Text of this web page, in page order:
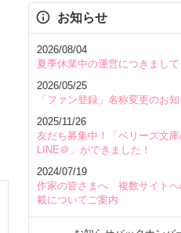
お知らせ
2026/08/04
夏季休業中の運営につきまして
2026/05/25
「ファン登録」名称変更のお
2025/11/26
友だち募集中！「ベリーズ文
LINE＠」ができました！
2024/07/19
作家の皆さまへ 複数サイトへ
載についてご案内